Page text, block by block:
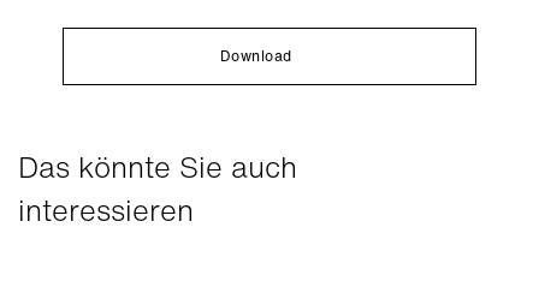
Download
Das könnte Sie auch
interessieren